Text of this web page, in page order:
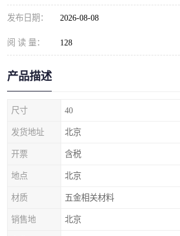
发布日期： 2026-08-08
阅 读 量： 128
产品描述
尺寸 40
发货地址 北京
开票 含税
地点 北京
材质 五金相关材料
销售地 北京